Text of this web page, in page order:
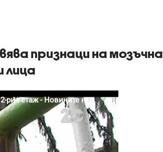
признаци на мозъчна
лица